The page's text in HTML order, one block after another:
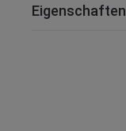
Eigenschaften